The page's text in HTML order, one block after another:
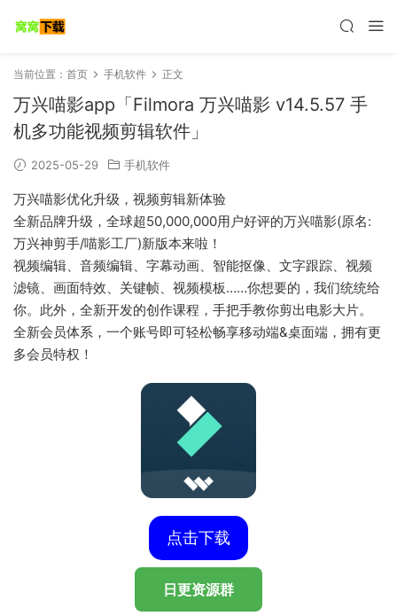
当前位置： 首页 手机软件 正文
万兴喵影app「Filmora 万兴喵影 v14.5.57 手
机多功能视频剪辑软件」
2025-05-29 手机软件
万兴喵影优化升级，视频剪辑新体验
全新品牌升级，全球超50,000,000用户好评的万兴喵影(原名:
万兴神剪手/喵影工厂)新版本来啦！
视频编辑、音频编辑、字幕动画、智能抠像、文字跟踪、视频
滤镜、画面特效、关键帧、视频模板……你想要的，我们统统给
你。此外，全新开发的创作课程，手把手教你剪出电影大片。
全新会员体系，一个账号即可轻松畅享移动端&桌面端，拥有更
多会员特权！
点击下载
日更资源群